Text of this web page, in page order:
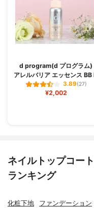
d program(d プログラム)
アレルバリア エッセンス BB
3.89(27)
¥2,002
ネイルトップコー
ランキング
化粧下地 ファンデーション